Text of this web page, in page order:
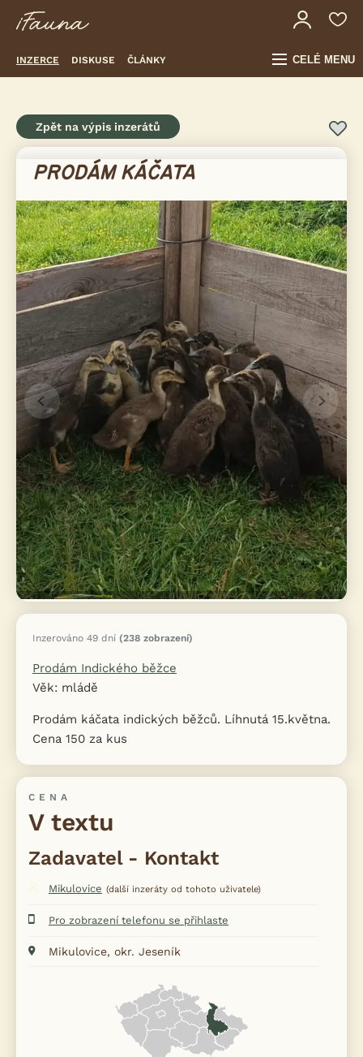
INZERCE DISKUSE ČLÁNKY CELÉ MENU
Zpět na výpis inzerátů
Inzerováno 49 dní (238 zobrazení)
Prodám Indického běžce
Věk: mládě
Prodám káčata indických běžců. Líhnutá 15.května.
Cena 150 za kus
CENA
V textu
Zadavatel - Kontakt
Mikulovice (další inzeráty od tohoto uživatele)
Pro zobrazení telefonu se přihlaste
Mikulovice, okr. Jeseník
PRODÁM KÁČATA